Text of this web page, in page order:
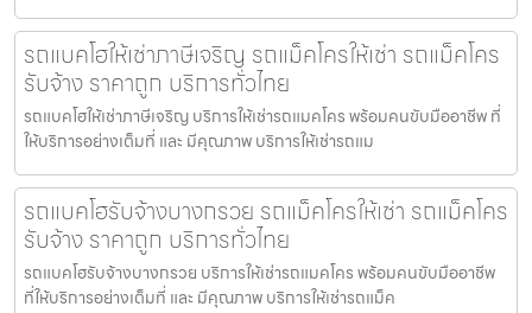
รถแบคโฮให้เช่าภาษีเจริญ รถแม็คโครให้เช่า รถแม็คโคร
รับจ้าง ราคาถูก บริการทั่วไทย
รถแบคโฮให้เช่าภาษีเจริญ บริการให้เช่ารถแมคโคร พร้อมคนขับมืออาชีพ ที่
ให้บริการอย่างเต็มที่ และ มีคุณภาพ บริการให้เช่ารถแม
รถแบคโฮรับจ้างบางกรวย รถแม็คโครให้เช่า รถแม็คโคร
รับจ้าง ราคาถูก บริการทั่วไทย
รถแบคโฮรับจ้างบางกรวย บริการให้เช่ารถแมคโคร พร้อมคนขับมืออาชีพ
ที่ให้บริการอย่างเต็มที่ และ มีคุณภาพ บริการให้เช่ารถแม็ค